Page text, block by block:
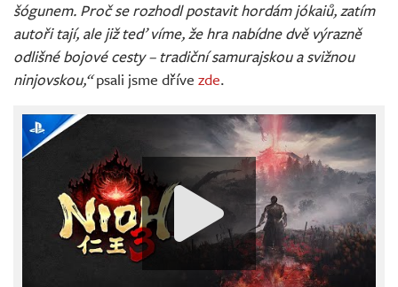
šógunem. Proč se rozhodl postavit hordám jókaiů, zatím
autoři tají, ale již teď víme, že hra nabídne dvě výrazně
odlišné bojové cesty – tradiční samurajskou a svižnou
ninjovskou,“psali jsme dříve zde.